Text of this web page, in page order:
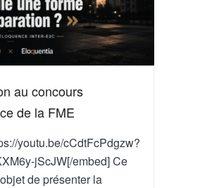
au concours
de la FME
youtu.be/cCdtFcPdgzw?
jScJW[/embed] Ce
de présenter la